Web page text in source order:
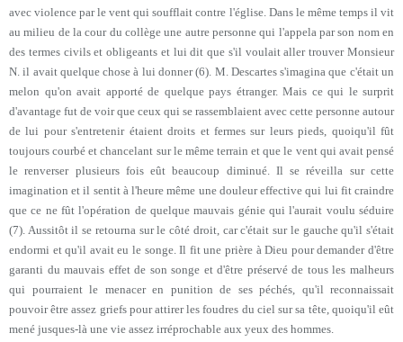
avec violence par le vent qui soufflait contre l'église. Dans le même temps il vit
au milieu de la cour du collège une autre personne qui l'appela par son nom en
des termes civils et obligeants et lui dit que s'il voulait aller trouver Monsieur
N. il avait quelque chose à lui donner (6). M. Descartes s'imagina que c'était un
melon qu'on avait apporté de quelque pays étranger. Mais ce qui le surprit
d'avantage fut de voir que ceux qui se rassemblaient avec cette personne autour
de lui pour s'entretenir étaient droits et fermes sur leurs pieds, quoiqu'il fût
toujours courbé et chancelant sur le même terrain et que le vent qui avait pensé
le renverser plusieurs fois eût beaucoup diminué. Il se réveilla sur cette
imagination et il sentit à l'heure même une douleur effective qui lui fit craindre
que ce ne fût l'opération de quelque mauvais génie qui l'aurait voulu séduire
(7). Aussitôt il se retourna sur le côté droit, car c'était sur le gauche qu'il s'était
endormi et qu'il avait eu le songe. Il fit une prière à Dieu pour demander d'être
garanti du mauvais effet de son songe et d'être préservé de tous les malheurs
qui pourraient le menacer en punition de ses péchés, qu'il reconnaissait
pouvoir être assez griefs pour attirer les foudres du ciel sur sa tête, quoiqu'il eût
mené jusques-là une vie assez irréprochable aux yeux des hommes.